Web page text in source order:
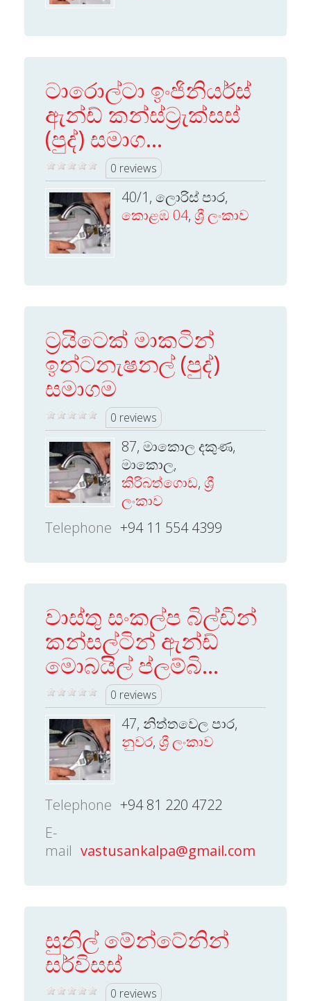
ටාරොල්ටා ඉංජිනියර්ස්
ඇන්ඩ් කන්ස්ට‍්‍රැක්සස්
(පුද්) සමාග...
0 reviews
40/1, ලොරිස් පාර,
කොළඹ 04, ශ්‍රී ලංකාව
ට‍්‍රයිටෙක් මාකටින්
ඉන්ටනැෂනල් (පුද්)
සමාගම
0 reviews
87, මාකොල දකුණ,
මාකොල,
කිරිබත්ගොඩ, ශ්‍රී
ලංකාව
Telephone +94 11 554 4399
වාස්තු සංකල්ප බිල්ඩින්
කන්සල්ටින් ඇන්ඩ්
මොබයිල් ප්ලම්බි...
0 reviews
47, නිත්තවෙල පාර,
නුවර, ශ්‍රී ලංකාව
Telephone +94 81 220 4722
E-
mail vastusankalpa@gmail.com
සුනිල් මේන්ටේනින්
සර්විසස්
0 reviews